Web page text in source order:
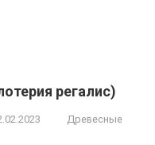
регалис)
Древесные